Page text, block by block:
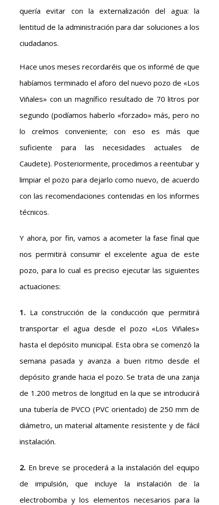
quería evitar con la externalización del agua: la
lentitud de la administración para dar soluciones a los
ciudadanos.
Hace unos meses recordaréis que os informé de que
habíamos terminado el aforo del nuevo pozo de «Los
Viñales» con un magnífico resultado de 70 litros por
segundo (podíamos haberlo «forzado» más, pero no
lo creímos conveniente; con eso es más que
suficiente para las necesidades actuales de
Caudete). Posteriormente, procedimos a reentubar y
limpiar el pozo para dejarlo como nuevo, de acuerdo
con las recomendaciones contenidas en los informes
técnicos.
Y ahora, por fin, vamos a acometer la fase final que
nos permitirá consumir el excelente agua de este
pozo, para lo cual es preciso ejecutar las siguientes
actuaciones:
1. La construcción de la conducción que permitirá
transportar el agua desde el pozo «Los Viñales»
hasta el depósito municipal. Esta obra se comenzó la
semana pasada y avanza a buen ritmo desde el
depósito grande hacia el pozo. Se trata de una zanja
de 1.200 metros de longitud en la que se introducirá
una tubería de PVCO (PVC orientado) de 250 mm de
diámetro, un material altamente resistente y de fácil
instalación.
2. En breve se procederá a la instalación del equipo
de impulsión, que incluye la instalación de la
electrobomba y los elementos necesarios para la